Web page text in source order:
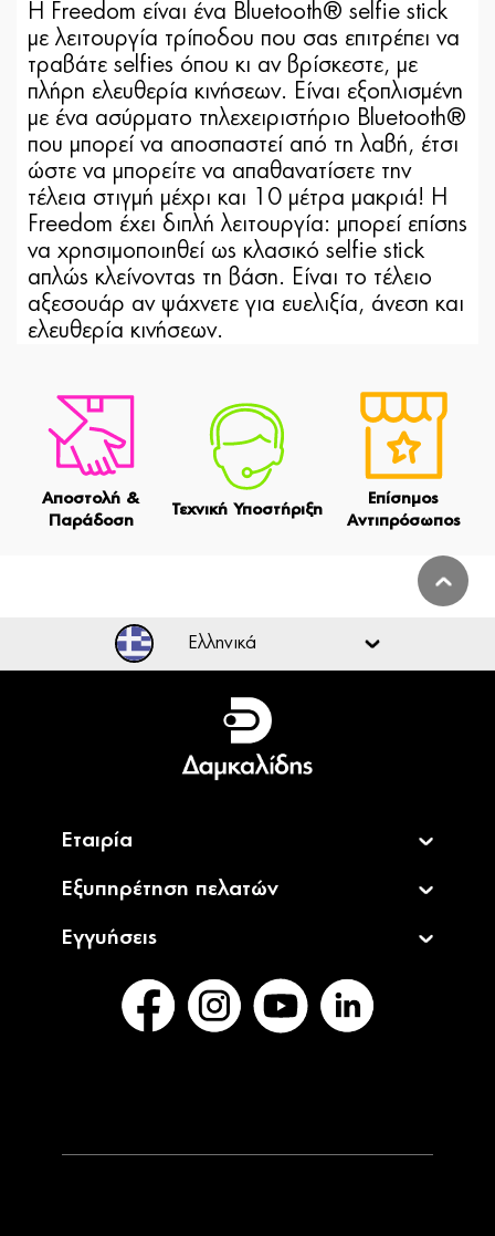
Η Freedom είναι ένα Bluetooth® selfie stick
με λειτουργία τρίποδου που σας επιτρέπει να
τραβάτε selfies όπου κι αν βρίσκεστε, με
πλήρη ελευθερία κινήσεων. Είναι εξοπλισμένη
με ένα ασύρματο τηλεχειριστήριο Bluetooth®
που μπορεί να αποσπαστεί από τη λαβή, έτσι
ώστε να μπορείτε να απαθανατίσετε την
τέλεια στιγμή μέχρι και 10 μέτρα μακριά! Η
Freedom έχει διπλή λειτουργία: μπορεί επίσης
να χρησιμοποιηθεί ως κλασικό selfie stick
απλώς κλείνοντας τη βάση. Είναι το τέλειο
αξεσουάρ αν ψάχνετε για ευελιξία, άνεση και
ελευθερία κινήσεων.
Αποστολή &
Παράδοση
Τεχνική Υποστήριξη
Επίσημος
Αντιπρόσωπος
Ελληνικά
Ελληνικά
English
Εταιρία
Εξυπηρέτηση πελατών
Εγγυήσεις